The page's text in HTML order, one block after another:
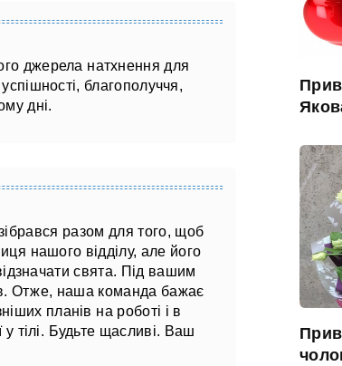
джерела натхнення для
благополуччя,
дні.
разом для того, щоб
нашого відділу, але його
свята. Під вашим
Отже, наша команда бажає
планів на роботі і в
у тілі. Будьте щасливі. Ваш